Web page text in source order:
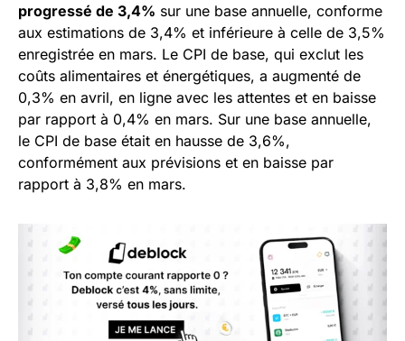
progressé de 3,4% sur une base annuelle, conforme
aux estimations de 3,4% et inférieure à celle de 3,5%
enregistrée en mars. Le CPI de base, qui exclut les
coûts alimentaires et énergétiques, a augmenté de
0,3% en avril, en ligne avec les attentes et en baisse
par rapport à 0,4% en mars. Sur une base annuelle,
le CPI de base était en hausse de 3,6%,
conformément aux prévisions et en baisse par
rapport à 3,8% en mars.